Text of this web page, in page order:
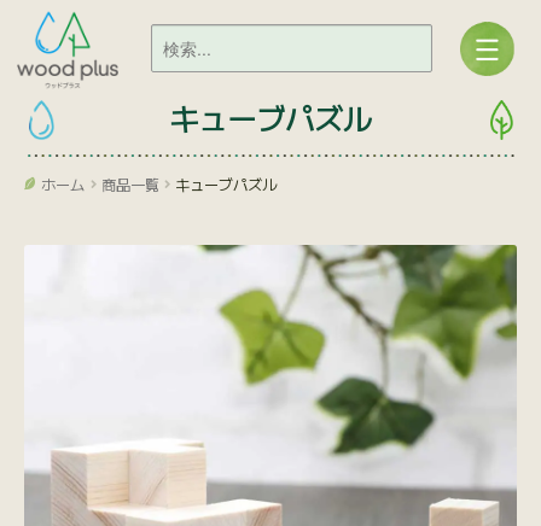
キューブパズル
ホーム 商品一覧 キューブパズル